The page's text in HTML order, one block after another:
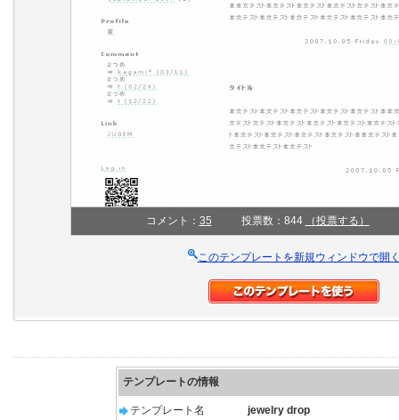
コメント： 35 投票数：844 （投票する）
このテンプレートを新規ウィンドウで開
テンプレートの情報
テンプレート名 jewelry drop